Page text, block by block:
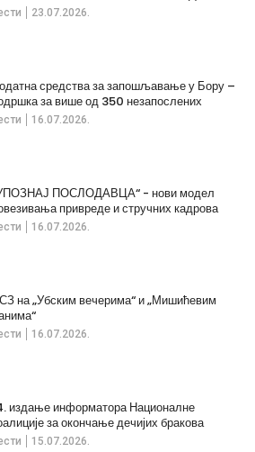
23.07.2026.
16.07.2026.
средства за запошљавање у Бору –
за више од 350 незапослених
16.07.2026.
ПОСЛОДАВЦА“ - нови модел
привреде и стручних кадрова
16.07.2026.
на „Убским вечерима“ и „Мишићевим
15.07.2026.
издање информатора Националне
за окончање дечијих бракова